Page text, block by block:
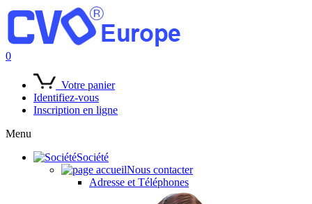
0
Votre panier
Identifiez-vous
Inscription en ligne
Menu
Société
Nous contacter
Adresse et Téléphones